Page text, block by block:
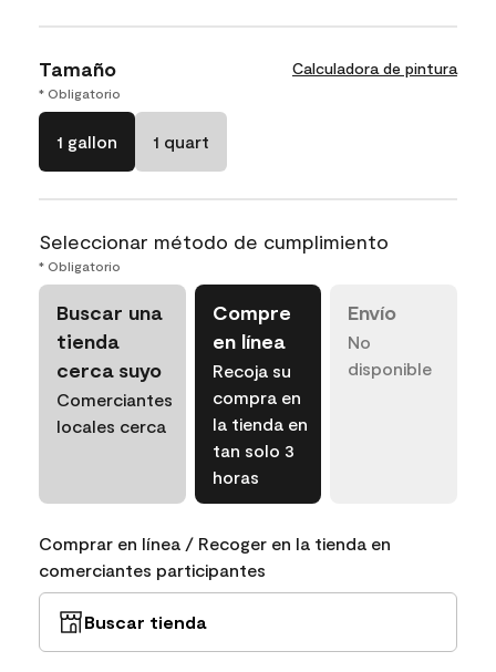
Tamaño Calculadora de pintura
* Obligatorio
1 gallon 1 quart
Seleccionar método de cumplimiento
* Obligatorio
Buscar una
tienda
cerca suyo
Comerciantes
locales cerca
Compre
en línea
Recoja su
compra en
la tienda en
tan solo 3
horas
Envío
No
disponible
Comprar en línea / Recoger en la tienda en
comerciantes participantes
Buscar tienda